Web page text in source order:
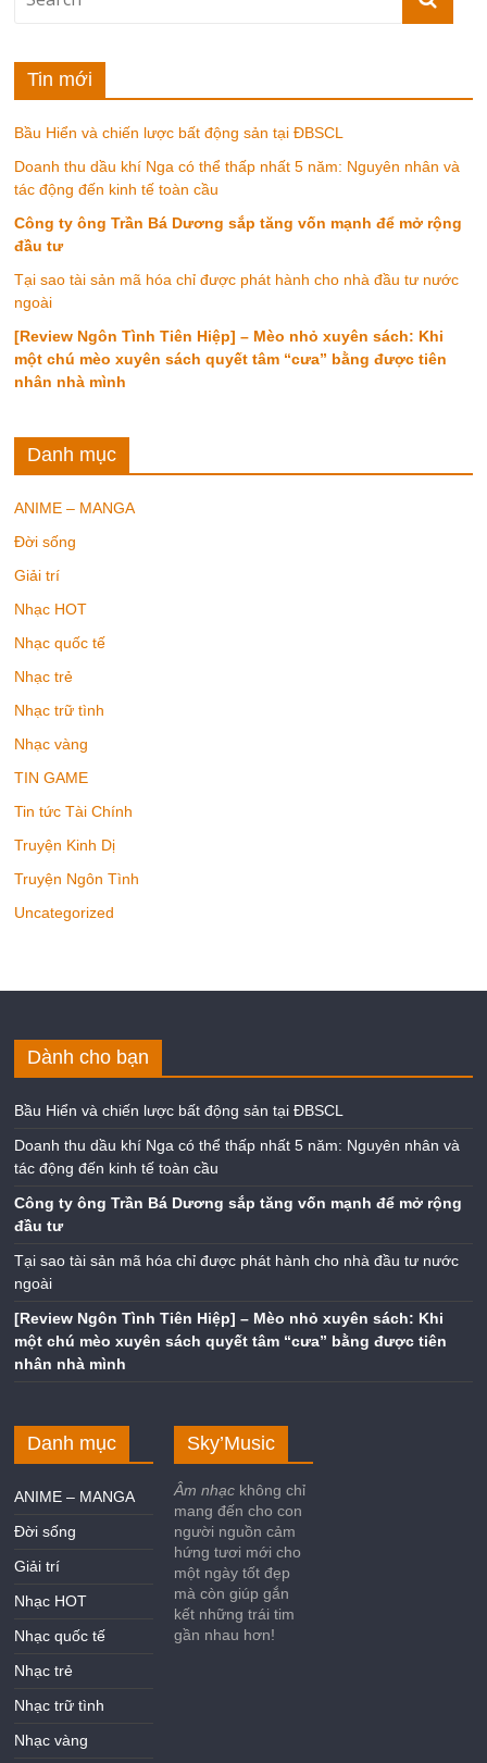
Tin mới
Bầu Hiển và chiến lược bất động sản tại ĐBSCL
Doanh thu dầu khí Nga có thể thấp nhất 5 năm: Nguyên nhân và
tác động đến kinh tế toàn cầu
Công ty ông Trần Bá Dương sắp tăng vốn mạnh để mở rộng
đầu tư
Tại sao tài sản mã hóa chỉ được phát hành cho nhà đầu tư nước
ngoài
[Review Ngôn Tình Tiên Hiệp] – Mèo nhỏ xuyên sách: Khi
một chú mèo xuyên sách quyết tâm “cưa” bằng được tiên
nhân nhà mình
Danh mục
ANIME – MANGA
Đời sống
Giải trí
Nhạc HOT
Nhạc quốc tế
Nhạc trẻ
Nhạc trữ tình
Nhạc vàng
TIN GAME
Tin tức Tài Chính
Truyện Kinh Dị
Truyện Ngôn Tình
Uncategorized
Dành cho bạn
Bầu Hiển và chiến lược bất động sản tại ĐBSCL
Doanh thu dầu khí Nga có thể thấp nhất 5 năm: Nguyên nhân và
tác động đến kinh tế toàn cầu
Công ty ông Trần Bá Dương sắp tăng vốn mạnh để mở rộng
đầu tư
Tại sao tài sản mã hóa chỉ được phát hành cho nhà đầu tư nước
ngoài
[Review Ngôn Tình Tiên Hiệp] – Mèo nhỏ xuyên sách: Khi
một chú mèo xuyên sách quyết tâm “cưa” bằng được tiên
nhân nhà mình
Danh mục
ANIME – MANGA
Đời sống
Giải trí
Nhạc HOT
Nhạc quốc tế
Nhạc trẻ
Nhạc trữ tình
Nhạc vàng
Sky’Music
Âm nhạc không chỉ
mang đến cho con
người nguồn cảm
hứng tươi mới cho
một ngày tốt đẹp
mà còn giúp gắn
kết những trái tim
gần nhau hơn!